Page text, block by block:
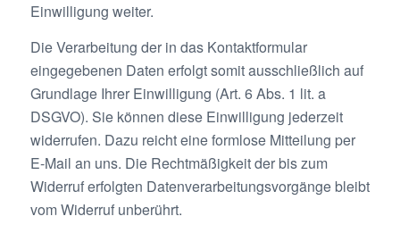
Einwilligung weiter.
Die Verarbeitung der in das Kontaktformular
eingegebenen Daten erfolgt somit ausschließlich auf
Grundlage Ihrer Einwilligung (Art. 6 Abs. 1 lit. a
DSGVO). Sie können diese Einwilligung jederzeit
widerrufen. Dazu reicht eine formlose Mitteilung per
E-Mail an uns. Die Rechtmäßigkeit der bis zum
Widerruf erfolgten Datenverarbeitungsvorgänge bleibt
vom Widerruf unberührt.